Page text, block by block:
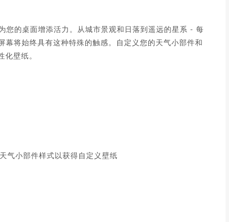
的桌面增添活力。从城市景观和日落到遥远的星系 - 每
将始终具有这种特殊的触感。自定义您的天气小部件和
化壁纸。
气小部件样式以获得自定义壁纸